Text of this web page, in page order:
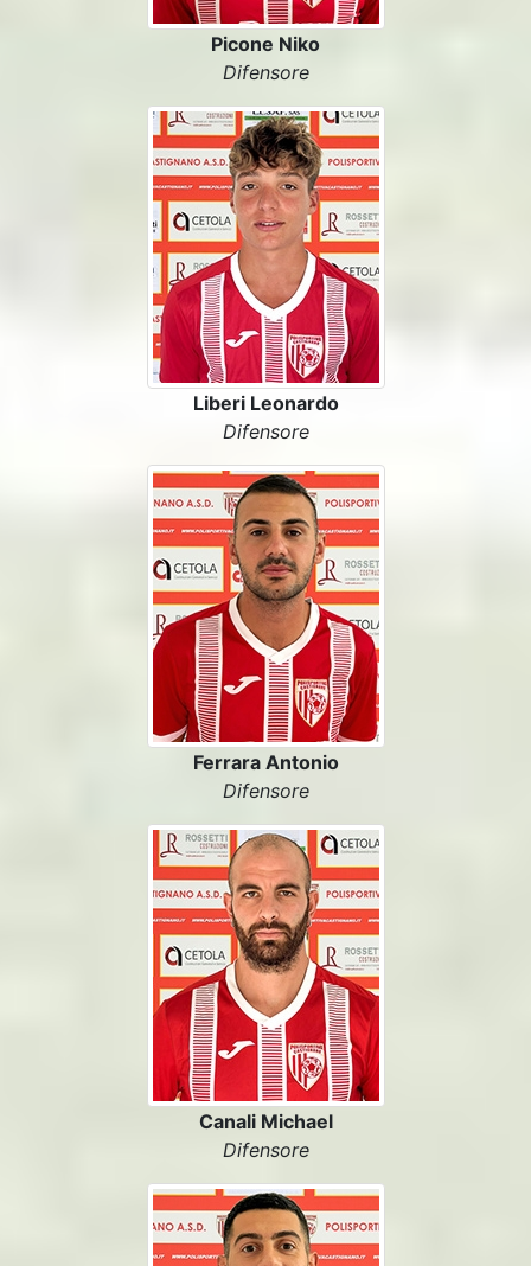
Picone Niko
Difensore
Liberi Leonardo
Difensore
Ferrara Antonio
Difensore
Canali Michael
Difensore